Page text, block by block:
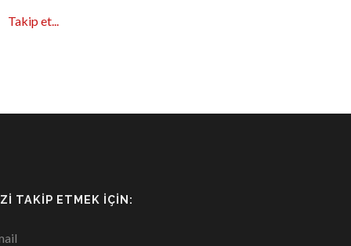
Takip et...
TAKIP ETMEK İÇIN: